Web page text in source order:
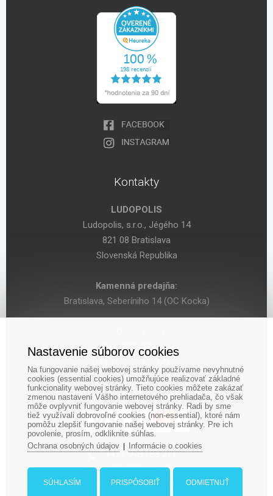
Kontakty
LUDOPOLIS
Ludopolis, s.r.o., Jégého 14
821 08 Bratislava
Slovenská Republika
Kamenná predajňa:
Bratislava, Seberíniho 14 (OC Kocka)
DIČ: 2024029755
‎+421 948 188 211
+421 908 666 767
ludopolis@ludopolis.sk
Nastavenie súborov cookies
Na fungovanie našej webovej stránky používame nevyhnutné
cookies (essential cookies) umožňujúce realizovať základné
funkcionality webovej stránky. Tieto cookies môžete zakázať
zmenou nastavení Vášho internetového prehliadača, čo však
môže ovplyvniť fungovanie webovej stránky. Radi by sme
tiež využívali dobrovoľné cookies (non-essential), ktoré nám
pomôžu zlepšiť fungovanie našej webovej stránky. Pre ich
povolenie, prosím, odkliknite súhlas.
Ochrana osobných údajov| Informácie o cookies
SÚHLASÍM PRISPÔSOBIŤ ODMIETNUŤ